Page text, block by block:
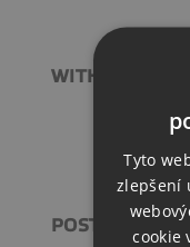
WITHDRAWAL
POST-
Tyto
zlepšení
cookie